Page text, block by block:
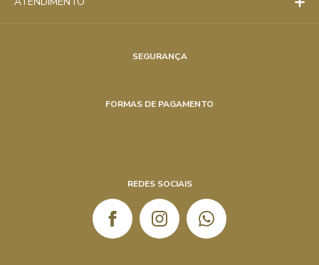
SEGURANÇA
FORMAS DE PAGAMENTO
REDES SOCIAIS